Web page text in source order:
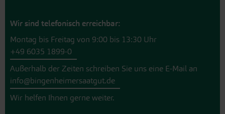
Wir sind telefonisch erreichbar:
Montag bis Freitag von 9:00 bis 13:30 Uhr
+49 6035 1899-0
Außerhalb der Zeiten schreiben Sie uns eine E-Mail an
info@bingenheimersaatgut.de
Wir helfen Ihnen gerne weiter.